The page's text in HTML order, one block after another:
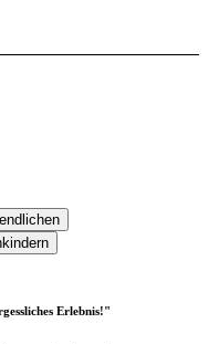
Erlebnis!"